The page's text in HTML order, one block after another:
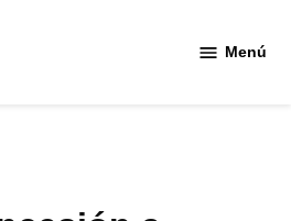
Menú